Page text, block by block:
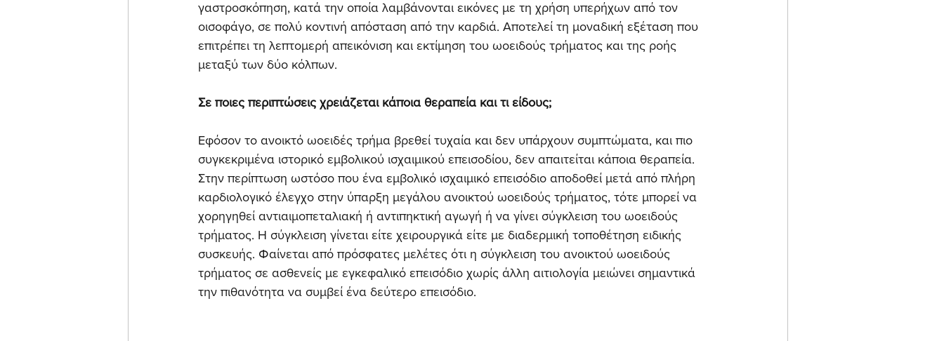
γαστροσκόπηση, κατά την οποία λαμβάνονται εικόνες με τη χρήση υπερήχων από τον
οισοφάγο, σε πολύ κοντινή απόσταση από την καρδιά. Αποτελεί τη μοναδική εξέταση που
επιτρέπει τη λεπτομερή απεικόνιση και εκτίμηση του ωοειδούς τρήματος και της ροής
μεταξύ των δύο κόλπων.
Σε ποιες περιπτώσεις χρειάζεται κάποια θεραπεία και τι είδους;
Εφόσον το ανοικτό ωοειδές τρήμα βρεθεί τυχαία και δεν υπάρχουν συμπτώματα, και πιο
συγκεκριμένα ιστορικό εμβολικού ισχαιμικού επεισοδίου, δεν απαιτείται κάποια θεραπεία.
Στην περίπτωση ωστόσο που ένα εμβολικό ισχαιμικό επεισόδιο αποδοθεί μετά από πλήρη
καρδιολογικό έλεγχο στην ύπαρξη μεγάλου ανοικτού ωοειδούς τρήματος, τότε μπορεί να
χορηγηθεί αντιαιμοπεταλιακή ή αντιπηκτική αγωγή ή να γίνει σύγκλειση του ωοειδούς
τρήματος. Η σύγκλειση γίνεται είτε χειρουργικά είτε με διαδερμική τοποθέτηση ειδικής
συσκευής. Φαίνεται από πρόσφατες μελέτες ότι η σύγκλειση του ανοικτού ωοειδούς
τρήματος σε ασθενείς με εγκεφαλικό επεισόδιο χωρίς άλλη αιτιολογία μειώνει σημαντικά
την πιθανότητα να συμβεί ένα δεύτερο επεισόδιο.